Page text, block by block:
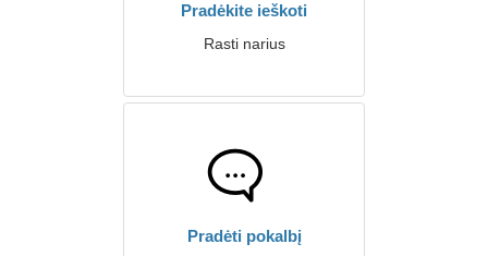
Pradėkite ieškoti
Rasti narius
Pradėti pokalbį